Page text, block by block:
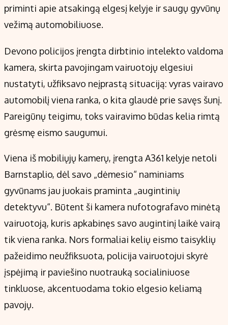
Indėlių palūkanos
priminti apie atsakingą elgesį kelyje ir saugų gyvūnų
vežimą automobiliuose.
Devono policijos įrengta dirbtinio intelekto valdoma
kamera, skirta pavojingam vairuotojų elgesiui
nustatyti, užfiksavo neįprastą situaciją: vyras vairavo
automobilį viena ranka, o kita glaudė prie savęs šunį.
Pareigūnų teigimu, toks vairavimo būdas kelia rimtą
grėsmę eismo saugumui.
Viena iš mobiliųjų kamerų, įrengta A361 kelyje netoli
Barnstaplio, dėl savo „dėmesio“ naminiams
gyvūnams jau juokais praminta „augintinių
detektyvu“. Būtent ši kamera nufotografavo minėtą
vairuotoją, kuris apkabinęs savo augintinį laikė vairą
tik viena ranka. Nors formaliai kelių eismo taisyklių
pažeidimo neužfiksuota, policija vairuotojui skyrė
įspėjimą ir paviešino nuotrauką socialiniuose
tinkluose, akcentuodama tokio elgesio keliamą
pavojų.